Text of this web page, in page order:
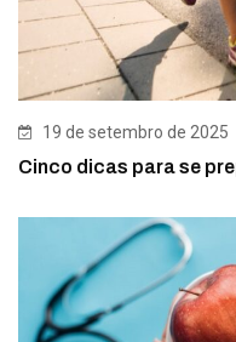
19 de setembro de 2025
Cinco dicas para se